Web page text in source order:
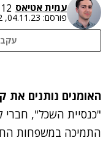
עמית אטיאס
פורסם: 04.11.23, 17:02
האומנים נותנים את
"כנסיית השכל",
התמיכה במשפחות